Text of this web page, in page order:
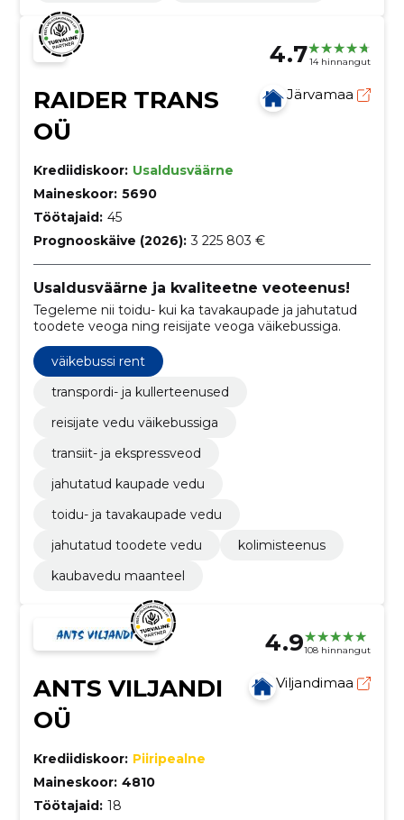
4.714 hinnangut
RAIDER TRANS
OÜ
Järvamaa
Krediidiskoor: Usaldusväärne
Maineskoor: 5690
Töötajaid: 45
Prognooskäive (2026): 3 225 803 €
Usaldusväärne ja kvaliteetne veoteenus!
Tegeleme nii toidu- kui ka tavakaupade ja jahutatud
toodete veoga ning reisijate veoga väikebussiga.
väikebussi rent
transpordi- ja kullerteenused
reisijate vedu väikebussiga
transiit- ja ekspressveod
jahutatud kaupade vedu
toidu- ja tavakaupade vedu
jahutatud toodete vedu
kolimisteenus
kaubavedu maanteel
4.9108 hinnangut
ANTS VILJANDI
OÜ
Viljandimaa
Krediidiskoor: Piiripealne
Maineskoor: 4810
Töötajaid: 18